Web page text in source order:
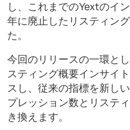
し、これまでのYextのイ
年に廃止したリスティン
た。
今回のリリースの一環と
スティング概要インサイ
スし、従来の指標を新し
プレッション数とリステ
き換えます。